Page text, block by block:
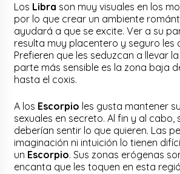
Los Libra son muy visuales en los
por lo que crear un ambiente
ayudará a que se excite. Ver a su
resulta muy placentero y seguro les
Prefieren que les seduzcan a llevar
parte más sensible es la zona baja
hasta el coxis.
A los Escorpio les gusta mantener
sexuales en secreto. Al fin y al cabo,
deberían sentir lo que quieren. Las
imaginación ni intuición lo tienen
un Escorpio. Sus zonas erógenas
encanta que les toquen en esta